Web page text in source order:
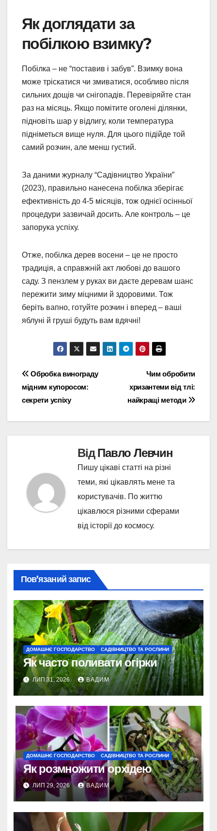
Як доглядати за
побілкою взимку?
Побілка – не “поставив і забув”. Взимку вона
може тріскатися чи змиватися, особливо після
сильних дощів чи снігопадів. Перевіряйте стан
раз на місяць. Якщо помітите оголені ділянки,
підновіть шар у відлигу, коли температура
підніметься вище нуля. Для цього підійде той
самий розчин, але менш густий.
За даними журналу “Садівництво України”
(2023), правильно нанесена побілка зберігає
ефективність до 4-5 місяців, тож однієї осінньої
процедури зазвичай досить. Але контроль – це
запорука успіху.
Отже, побілка дерев восени – це не просто
традиція, а справжній акт любові до вашого
саду. З пензлем у руках ви даєте деревам шанс
пережити зиму міцними й здоровими. Тож
беріть вапно, готуйте розчин і вперед – ваші
яблуні й груші будуть вам вдячні!
Навігація
записів
Чим обробити
хризантеми від тлі:
найкращі методи
Обробка винограду
мідним купоросом:
секрети успіху
ВідПавло Левчин
Пишу цікаві статті на різні
теми, які цікавлять мене та
користувачів. По життю
цікавлюся різними сферами
від історії до космосу.
Пов’язаний запис
ДОМАШНЄ ГОСПОДАРСТВО САДІВНИЦТВО ТА РОСЛИНИ
Як часто поливати огірки
ЛИП 31, 2026 ВАДИМ
ДОМАШНЄ ГОСПОДАРСТВО САДІВНИЦТВО ТА РОСЛИНИ
Як розмножити орхідею
ЛИП 29, 2026 ВАДИМ